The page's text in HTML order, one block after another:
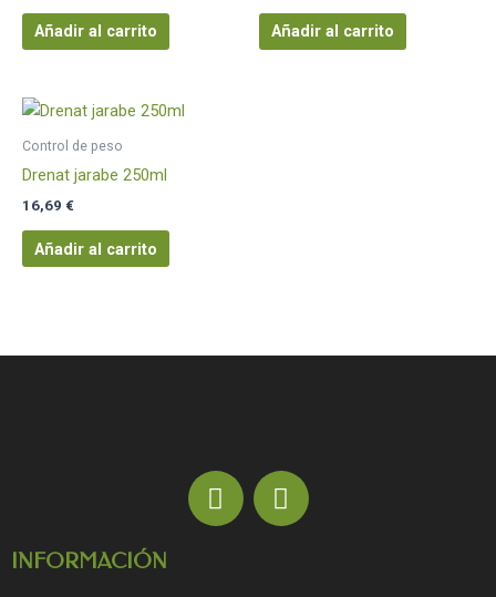
Añadir al carrito Añadir al carrito
Control de peso
Drenat jarabe 250ml
16,69 €
Añadir al carrito
F
a
I
n
INFORMACIÓN